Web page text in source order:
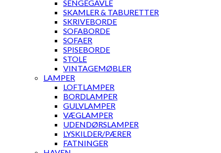
SENGEGAVLE
SKAMLER & TABURETTER
SKRIVEBORDE
SOFABORDE
SOFAER
SPISEBORDE
STOLE
VINTAGEMØBLER
LAMPER
LOFTLAMPER
BORDLAMPER
GULVLAMPER
VÆGLAMPER
UDENDØRSLAMPER
LYSKILDER/PÆRER
FATNINGER